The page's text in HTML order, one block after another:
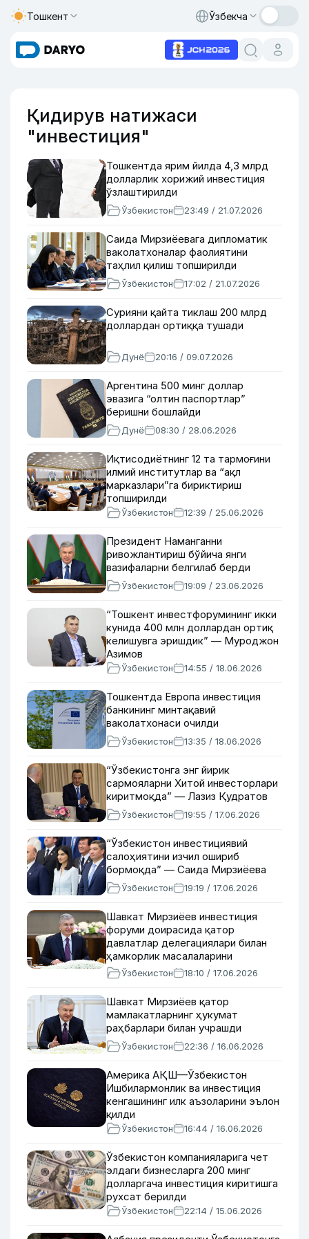
Тошкент Ўзбекча
Қидирув натижаси
"инвестиция"
Тошкентда ярим йилда 4,3 млрд
долларлик хорижий инвестиция
ўзлаштирилди
Ўзбекистон 23:49 / 21.07.2026
Саида Мирзиёевага дипломатик
ваколатхоналар фаолиятини
таҳлил қилиш топширилди
Ўзбекистон 17:02 / 21.07.2026
Сурияни қайта тиклаш 200 млрд
доллардан ортиққа тушади
Дунё 20:16 / 09.07.2026
Аргентина 500 минг доллар
эвазига “олтин паспортлар”
беришни бошлайди
Дунё 08:30 / 28.06.2026
Иқтисодиётнинг 12 та тармоғини
илмий институтлар ва “ақл
марказлари”га бириктириш
топширилди
Ўзбекистон 12:39 / 25.06.2026
Президент Наманганни
ривожлантириш бўйича янги
вазифаларни белгилаб берди
Ўзбекистон 19:09 / 23.06.2026
“Тошкент инвестфорумининг икки
кунида 400 млн доллардан ортиқ
келишувга эришдик” — Муроджон
Азимов
Ўзбекистон 14:55 / 18.06.2026
Тошкентда Европа инвестиция
банкининг минтақавий
ваколатхонаси очилди
Ўзбекистон 13:35 / 18.06.2026
“Ўзбекистонга энг йирик
сармояларни Хитой инвесторлари
киритмоқда” — Лазиз Қудратов
Ўзбекистон 19:55 / 17.06.2026
“Ўзбекистон инвестициявий
салоҳиятини изчил ошириб
бормоқда” — Саида Мирзиёева
Ўзбекистон 19:19 / 17.06.2026
Шавкат Мирзиёев инвестиция
форуми доирасида қатор
давлатлар делегациялари билан
ҳамкорлик масалаларини
муҳокама қилди
Ўзбекистон 18:10 / 17.06.2026
Шавкат Мирзиёев қатор
мамлакатларнинг ҳукумат
раҳбарлари билан учрашди
Ўзбекистон 22:36 / 16.06.2026
Америка АҚШ—Ўзбекистон
Ишбилармонлик ва инвестиция
кенгашининг илк аъзоларини эълон
қилди
Ўзбекистон 16:44 / 16.06.2026
Ўзбекистон компанияларига чет
элдаги бизнесларга 200 минг
долларгача инвестиция киритишга
рухсат берилди
Ўзбекистон 22:14 / 15.06.2026